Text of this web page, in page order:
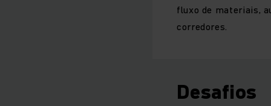
fluxo de materiais,
corredores.
Desafios